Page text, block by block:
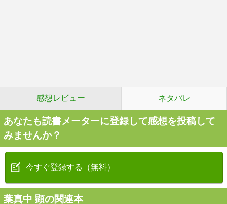
感想レビュー ネタバレ
あなたも読書メーターに登録して感想を投稿して
みませんか？
今すぐ登録する（無料）
葉真中 顕の関連本